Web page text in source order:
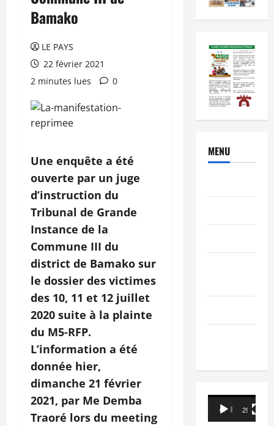
Bamako
LE PAYS
22 février 2021
2 minutes lues
0
Une enquête a été
ouverte par un juge
d’instruction du
Tribunal de Grande
Instance de la
Commune III du
district de Bamako sur
le dossier des victimes
des 10, 11 et 12 juillet
2020 suite à la plainte
du M5-RFP.
L’information a été
donnée hier,
dimanche 21 février
2021, par Me Demba
Traoré lors du meeting
MENU
Lecteur
vidéo
00:00 29:21